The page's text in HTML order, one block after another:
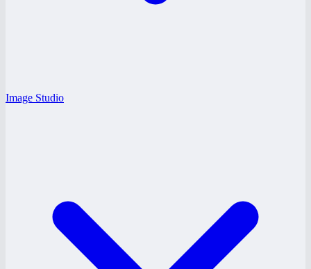
Image Studio